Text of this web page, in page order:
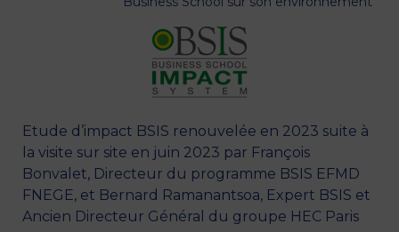
Etude d’impact BSIS renouvelée en 2023 suite à
la visite sur site en juin 2023 par François
Bonvalet, Directeur du programme BSIS EFMD
FNEGE, et Bernard Ramanantsoa, Expert BSIS et
Ancien Directeur Général du groupe HEC Paris